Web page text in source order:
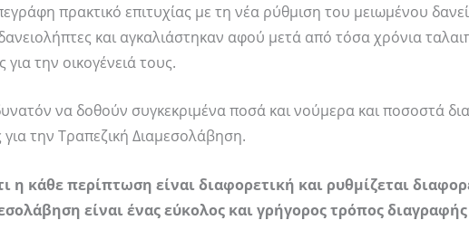
πρακτικό επιτυχίας με τη νέα ρύθμιση του μειωμένου
και αγκαλιάστηκαν αφού μετά από τόσα χρόνια
την οικογένειά τους.
να δοθούν συγκεκριμένα ποσά και νούμερα και ποσοστά
την Τραπεζική Διαμεσολάβηση.
η κάθε περίπτωση είναι διαφορετική και ρυθμίζεται
είναι ένας εύκολος και γρήγορος τρόπος